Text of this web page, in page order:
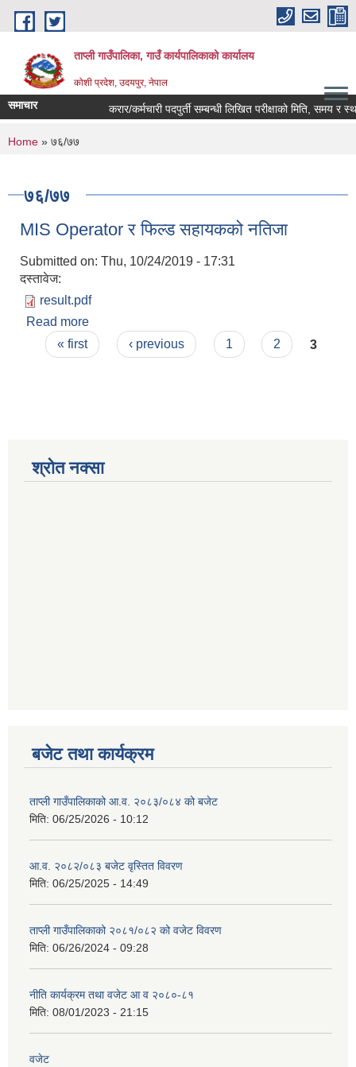
Skip to main content
ताप्ली गाउँपालिका, गाउँ कार्यपालिकाको कार्यालय
कोशी प्रदेश, उदयपुर, नेपाल
समाचार करार/कर्मचारी पदपुर्ती सम्बन्धी लिखित परीक्षाको मिति, समय र
You are here
Home » ७६/७७
७६/७७
MIS Operator र फिल्ड सहायकको नतिजा
Submitted on: Thu, 10/24/2019 - 17:31
दस्तावेज:
result.pdf
Read more
Pages
« first ‹ previous 1 2 3
श्रोत नक्सा
बजेट तथा कार्यक्रम
ताप्ली गाउँपालिकाको आ.व. २०८३/०८४ को बजेट
मिति: 06/25/2026 - 10:12
आ.व. २०८२/०८३ बजेट वृस्तित विवरण
मिति: 06/25/2025 - 14:49
ताप्ली गाउँपालिकाको २०८१/०८२ को वजेट विवरण
मिति: 06/26/2024 - 09:28
नीति कार्यक्रम तथा वजेट आ व २०८०-८१
मिति: 08/01/2023 - 21:15
वजेट